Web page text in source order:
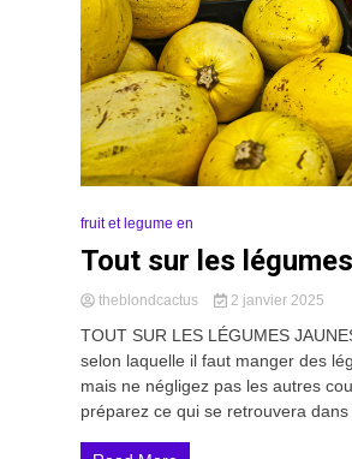
fruit et legume en
Tout sur les
theblondcactus 2 janvier 2025
TOUT SUR LES LÉGUMES
selon laquelle il faut manger des
mais ne négligez pas les autres
préparez ce qui se retrouvera